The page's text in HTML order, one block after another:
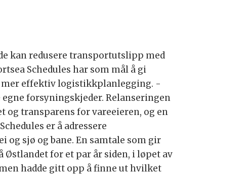
kan redusere transportutslipp med
Schedules har som mål å gi
effektiv logistikkplanlegging. -
forsyningskjeder. Relanseringen
og transparens for vareeieren, og en
er å adressere
sjø og bane. En samtale som gir
Østlandet for et par år siden, i løpet av
hadde gitt opp å finne ut hvilket